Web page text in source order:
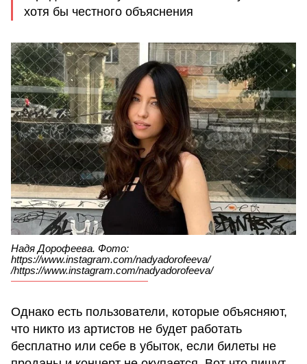
хотя бы честного объяснения
Надя Дорофеева. Фото:
https://www.instagram.com/nadyadorofeeva/
/https://www.instagram.com/nadyadorofeeva/
Однако есть пользователи, которые объясняют,
что никто из артистов не будет работать
бесплатно или себе в убыток, если билеты не